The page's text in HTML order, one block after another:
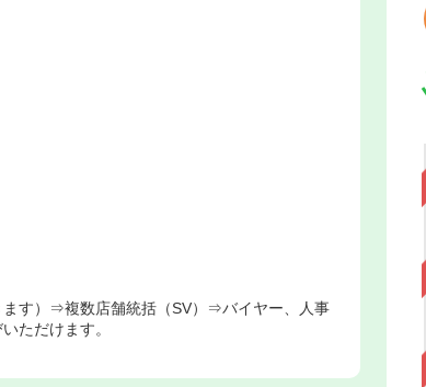
ます）⇒複数店舗統括（SV）⇒バイヤー、人事
ただけます。